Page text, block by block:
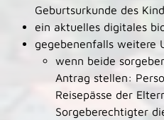
Geburtsurkunde des
ein aktuelles digitales
gegebenenfalls weitere
wenn beide
Antrag stellen:
Reisepässe der
Sorgeberechtigter